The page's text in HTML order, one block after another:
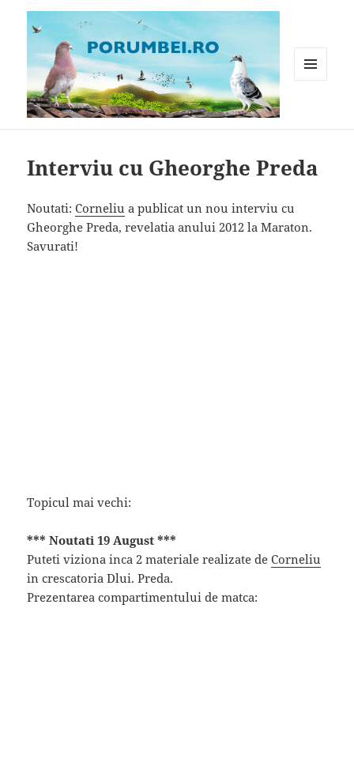
Interviu cu Gheorghe Preda
Noutati:Corneliu a publicat un nou interviu cu
Gheorghe Preda, revelatia anului 2012 la Maraton.
Savurati!
Topicul mai vechi:
*** Noutati 19 August ***
Puteti viziona inca 2 materiale realizate deCorneliu
in crescatoria Dlui. Preda.
Prezentarea compartimentului de matca: